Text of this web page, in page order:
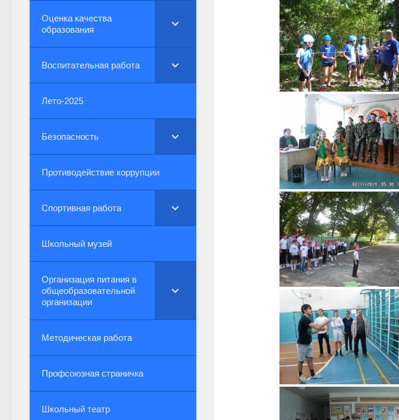
Оценка качества
образования
Воспитательная работа
Лето-2025
Безопасность
Противодействие коррупции
Спортивная работа
Школьный музей
Организация питания в
общеобразовательной
организации
Методическая работа
Профсоюзная страничка
Школьный театр